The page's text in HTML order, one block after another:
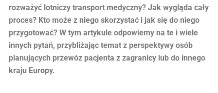
rozważyć lotniczy transport medyczny? Jak wygląda cały
proces? Kto może z niego skorzystać i jak się do niego
przygotować? W tym artykule odpowiemy na te i wiele
innych pytań, przybliżając temat z perspektywy osób
planujących przewóz pacjenta z zagranicy lub do innego
kraju Europy.